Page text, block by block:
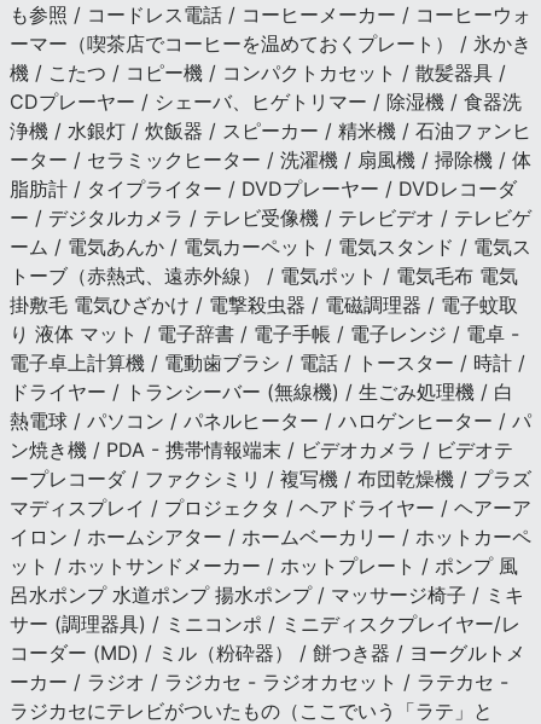
も参照 / コードレス電話 / コーヒーメーカー / コーヒーウォ
ーマー（喫茶店でコーヒーを温めておくプレート） / 氷かき
機 / こたつ / コピー機 / コンパクトカセット / 散髪器具 /
CDプレーヤー / シェーバ、ヒゲトリマー / 除湿機 / 食器洗
浄機 / 水銀灯 / 炊飯器 / スピーカー / 精米機 / 石油ファンヒ
ーター / セラミックヒーター / 洗濯機 / 扇風機 / 掃除機 / 体
脂肪計 / タイプライター / DVDプレーヤー / DVDレコーダ
ー / デジタルカメラ / テレビ受像機 / テレビデオ / テレビゲ
ーム / 電気あんか / 電気カーペット / 電気スタンド / 電気ス
トーブ（赤熱式、遠赤外線） / 電気ポット / 電気毛布 電気
掛敷毛 電気ひざかけ / 電撃殺虫器 / 電磁調理器 / 電子蚊取
り 液体 マット / 電子辞書 / 電子手帳 / 電子レンジ / 電卓 -
電子卓上計算機 / 電動歯ブラシ / 電話 / トースター / 時計 /
ドライヤー / トランシーバー (無線機) / 生ごみ処理機 / 白
熱電球 / パソコン / パネルヒーター / ハロゲンヒーター / パ
ン焼き機 / PDA - 携帯情報端末 / ビデオカメラ / ビデオテ
ープレコーダ / ファクシミリ / 複写機 / 布団乾燥機 / プラズ
マディスプレイ / プロジェクタ / ヘアドライヤー / ヘアーア
イロン / ホームシアター / ホームベーカリー / ホットカーペ
ット / ホットサンドメーカー / ホットプレート / ポンプ 風
呂水ポンプ 水道ポンプ 揚水ポンプ / マッサージ椅子 / ミキ
サー (調理器具) / ミニコンポ / ミニディスクプレイヤー/レ
コーダー (MD) / ミル（粉砕器） / 餅つき器 / ヨーグルトメ
ーカー / ラジオ / ラジカセ - ラジオカセット / ラテカセ -
ラジカセにテレビがついたもの（ここでいう「ラテ」と